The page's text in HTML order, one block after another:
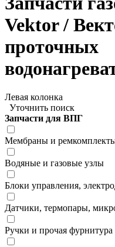
Vektor /
проточных
Левая колонка
Уточнить поиск
Запчасти для ВПГ
Мембраны и
Водяные и газовые узлы
Блоки управления,
Датчики, термопары,
Ручки и прочая фурнитура